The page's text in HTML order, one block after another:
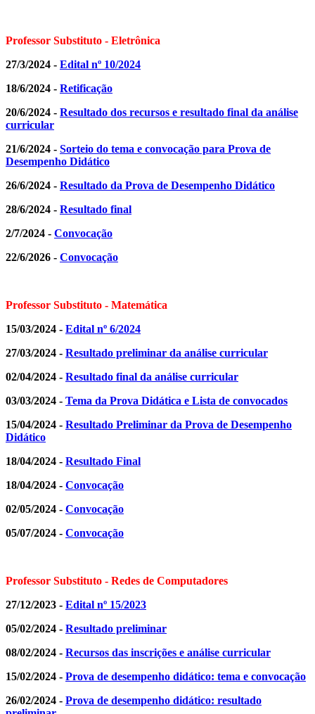
Professor Substituto - Eletrônica
27/3/2024 - Edital nº 10/2024
18/6/2024 - Retificação
20/6/2024 - Resultado dos recursos e resultado final da análise
curricular
21/6/2024 - Sorteio do tema e convocação para Prova de
Desempenho Didático
26/6/2024 - Resultado da Prova de Desempenho Didático
28/6/2024 - Resultado final
2/7/2024 - Convocação
22/6/2026 - Convocação
Professor Substituto - Matemática
15/03/2024 - Edital nº 6/2024
27/03/2024 - Resultado preliminar da análise curricular
02/04/2024 - Resultado final da análise curricular
03/03/2024 - Tema da Prova Didática e Lista de convocados
15/04/2024 - Resultado Preliminar da Prova de Desempenho
Didático
18/04/2024 - Resultado Final
18/04/2024 - Convocação
02/05/2024 - Convocação
05/07/2024 - Convocação
Professor Substituto - Redes de Computadores
27/12/2023 - Edital nº 15/2023
05/02/2024 - Resultado preliminar
08/02/2024 - Recursos das inscrições e análise curricular
15/02/2024 - Prova de desempenho didático: tema e convocação
26/02/2024 - Prova de desempenho didático: resultado